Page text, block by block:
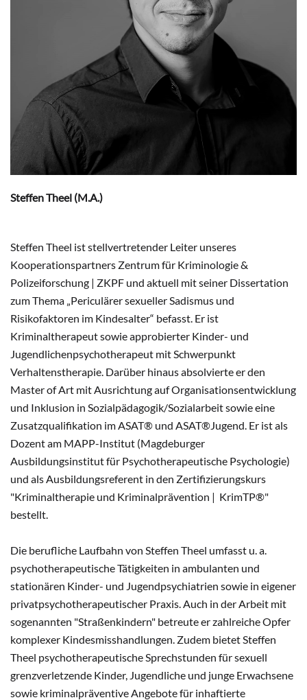
Steffen Theel (M.A.)
Steffen Theel ist stellvertretender Leiter unseres
Kooperationspartners Zentrum für Kriminologie &
Polizeiforschung | ZKPF und aktuell mit seiner Dissertation
zum Thema „Periculärer sexueller Sadismus und
Risikofaktoren im Kindesalter“ befasst. Er ist
Kriminaltherapeut sowie approbierter Kinder- und
Jugendlichenpsychotherapeut mit Schwerpunkt
Verhaltenstherapie. Darüber hinaus absolvierte er den
Master of Art mit Ausrichtung auf Organisationsentwicklung
und Inklusion in Sozialpädagogik/Sozialarbeit sowie eine
Zusatzqualifikation im ASAT® und ASAT®Jugend. Er ist als
Dozent am MAPP-Institut (Magdeburger
Ausbildungsinstitut für Psychotherapeutische Psychologie)
und als Ausbildungsreferent in den Zertifizierungskurs
"Kriminaltherapie und Kriminalprävention | KrimTP®"
bestellt.
Die berufliche Laufbahn von Steffen Theel umfasst u. a.
psychotherapeutische Tätigkeiten in ambulanten und
stationären Kinder- und Jugendpsychiatrien sowie in eigener
privatpsychotherapeutischer Praxis. Auch in der Arbeit mit
sogenannten "Straßenkindern" betreute er zahlreiche Opfer
komplexer Kindesmisshandlungen. Zudem bietet Steffen
Theel psychotherapeutische Sprechstunden für sexuell
grenzverletzende Kinder, Jugendliche und junge Erwachsene
sowie kriminalpräventive Angebote für inhaftierte